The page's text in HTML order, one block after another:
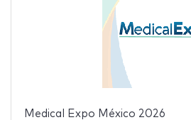
Medical Expo México 2026